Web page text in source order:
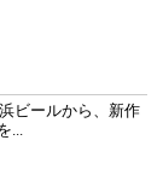
ビールから、新作